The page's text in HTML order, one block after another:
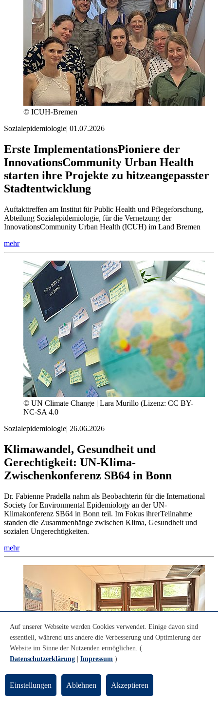
© ICUH-Bremen
Sozialepidemiologie| 01.07.2026
Erste ImplementationsPioniere der
InnovationsCommunity Urban Health
starten ihre Projekte zu hitzeangepasster
Stadtentwicklung
Auftakttreffen am Institut für Public Health und Pflegeforschung,
Abteilung Sozialepidemiologie, für die Vernetzung der
InnovationsCommunity Urban Health (ICUH) im Land Bremen
mehr
© UN Climate Change | Lara Murillo (Lizenz: CC BY-
NC-SA 4.0
Sozialepidemiologie| 26.06.2026
Klimawandel, Gesundheit und
Gerechtigkeit: UN-Klima-
Zwischenkonferenz SB64 in Bonn
Dr. Fabienne Pradella nahm als Beobachterin für die International
Society for Environmental Epidemiology an der UN-
Klimakonferenz SB64 in Bonn teil. Im Fokus ihrerTeilnahme
standen die Zusammenhänge zwischen Klima, Gesundheit und
sozialen Ungerechtigkeiten.
mehr
Auf unserer Webseite werden Cookies verwendet. Einige davon sind
essentiell, während uns andere die Verbesserung und Optimierung der
Website im Sinne der Nutzenden ermöglichen. (
Datenschutzerklärung
Impressum )
Einstellungen Ablehnen Akzeptieren